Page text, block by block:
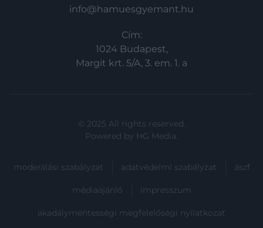
info@hamuesgyemant.hu
Cím:
1024 Budapest,
Margit krt. 5/A, 3. em. 1. a
© 2025 All rights reserved.
Powered by HG Media.
moderálási szabályzat adatvédelmi szabályzat ászf
médiaajánló impresszum
akadálymentességi megfelelőségi nyilatkozat